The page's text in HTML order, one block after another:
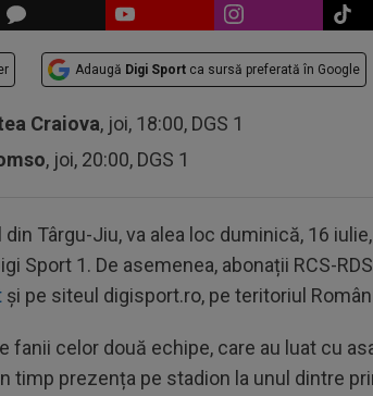
Adaugă Digi Sport ca sursă preferată în Google
Craiova, joi, 18:00, DGS 1
, joi, 20:00, DGS 1
Târgu-Jiu, va alea loc duminică, 16
Sport 1. De asemenea, abonații RCS-
și pe siteul digisport.ro, pe teritoriul
celor două echipe, care au luat cu
timp prezența pe stadion la unul dintre